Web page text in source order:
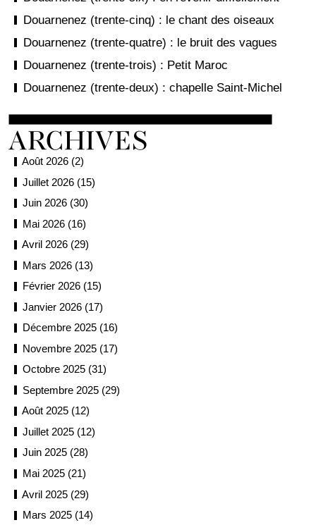
Douarnenez (trente-cinq) : le chant des oiseaux
Douarnenez (trente-quatre) : le bruit des vagues
Douarnenez (trente-trois) : Petit Maroc
Douarnenez (trente-deux) : chapelle Saint-Michel
Août 2026 (2)
Juillet 2026 (15)
Juin 2026 (30)
Mai 2026 (16)
Avril 2026 (29)
Mars 2026 (13)
Février 2026 (15)
Janvier 2026 (17)
Décembre 2025 (16)
Novembre 2025 (17)
Octobre 2025 (31)
Septembre 2025 (29)
Août 2025 (12)
Juillet 2025 (12)
Juin 2025 (28)
Mai 2025 (21)
Avril 2025 (29)
Mars 2025 (14)